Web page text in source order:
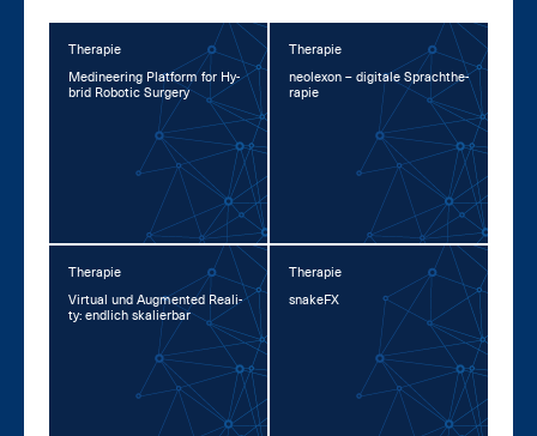
Therapie
Me­di­nee­ring Plat­form for Hy­
brid Ro­botic Sur­ge­ry
Therapie
neo­l­exon – di­gi­ta­le Sprachthe­
ra­pie
Therapie
Vir­tu­al und Aug­men­ted Rea­li­
ty: end­lich ska­lier­bar
Therapie
snake­FX